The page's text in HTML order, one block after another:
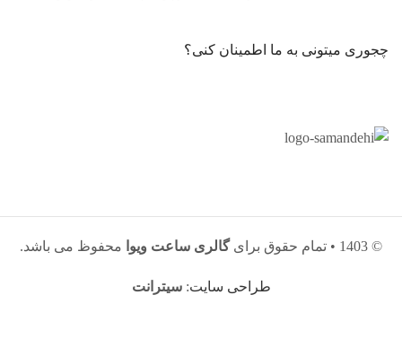
چجوری میتونی به ما اطمینان کنی؟
© 1403 • تمام حقوق برای گالری ساعت ویوا محفوظ می باشد.
طراحی سایت:سیترانت